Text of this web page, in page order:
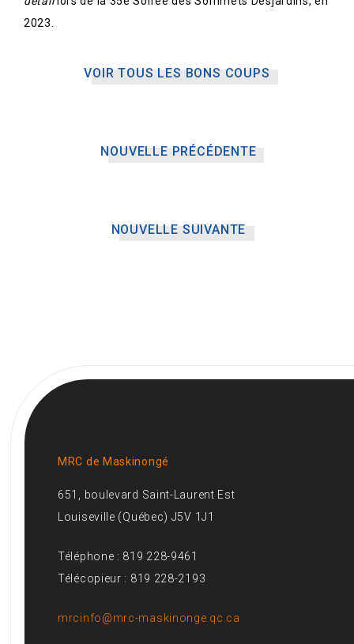
2023.
VOIR TOUS LES BONS COUPS
NOUVELLE PRÉCÉDENTE
NOUVELLE SUIVANTE
MRC de Maskinongé
651, boulevard Saint-Laurent Est
Louiseville (Québec) J5V 1J1
Téléphone : 819 228-9461
Télécopieur : 819 228-2193
mrcinfo@mrc-maskinonge.qc.ca